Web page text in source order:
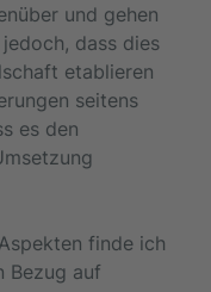
und gehen
dass dies
etablieren
seitens
es den
finde ich
Bezug auf